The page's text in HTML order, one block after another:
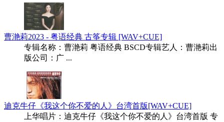
曹滟莉2023 - 粤语经典 古筝专辑 [WAV+CUE]
专辑名称：曹滟莉 粤语经典 BSCD专辑艺人：曹滟莉出
版公司：广 ...
迪克牛仔《我这个你不爱的人》台湾首版[WAV+CUE]
上华唱片：迪克牛仔《我这个你不爱的人》台湾首版 专